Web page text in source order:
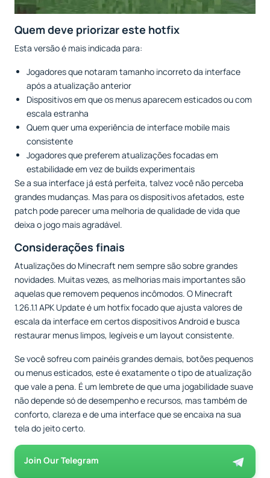
Quem deve priorizar este hotfix
Esta versão é mais indicada para:
Jogadores que notaram tamanho incorreto da interface
após a atualização anterior
Dispositivos em que os menus aparecem esticados ou com
escala estranha
Quem quer uma experiência de interface mobile mais
consistente
Jogadores que preferem atualizações focadas em
estabilidade em vez de builds experimentais
Se a sua interface já está perfeita, talvez você não perceba
grandes mudanças. Mas para os dispositivos afetados, este
patch pode parecer uma melhoria de qualidade de vida que
deixa o jogo mais agradável.
Considerações finais
Atualizações do Minecraft nem sempre são sobre grandes
novidades. Muitas vezes, as melhorias mais importantes são
aquelas que removem pequenos incômodos. O Minecraft
1.26.1.1 APK Update é um hotfix focado que ajusta valores de
escala da interface em certos dispositivos Android e busca
restaurar menus limpos, legíveis e um layout consistente.
Se você sofreu com painéis grandes demais, botões pequenos
ou menus esticados, este é exatamente o tipo de atualização
que vale a pena. É um lembrete de que uma jogabilidade suave
não depende só de desempenho e recursos, mas também de
conforto, clareza e de uma interface que se encaixa na sua
tela do jeito certo.
Join Our Telegram